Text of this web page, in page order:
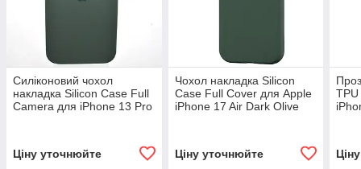
Силіконовий чохол
накладка Silicon Case Full
Camera для iPhone 13 Pro
Ціну уточнюйте
Чохол накладка Silicon
Case Full Cover для Apple
iPhone 17 Air Dark Olive
Ціну уточнюйте